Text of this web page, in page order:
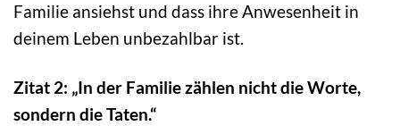
Familie ansiehst und dass ihre Anwesenheit in
deinem Leben unbezahlbar ist.
Zitat 2: „In der Familie zählen nicht die Worte,
sondern die Taten.“